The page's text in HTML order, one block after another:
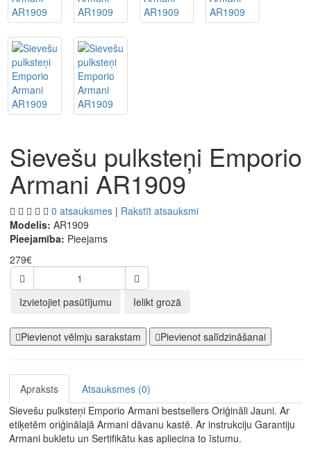
Sievešu pulksteņi Emporio
Armani AR1909
0 atsauksmes | Rakstīt atsauksmi
Modelis: AR1909
Pieejamība: Pieejams
279€
Izvietojiet pasūtījumu Ielikt grozā
Pievienot vēlmju sarakstam Pievienot salīdzināšanai
Apraksts
Atsauksmes (0)
Sievešu pulksteņi Emporio Armani bestsellers Oriģināli Jauni. Ar
etiķetēm oriģinālajā Armani dāvanu kastē. Ar instrukciju Garantiju
Armani bukletu un Sertifikātu kas apliecina to īstumu.